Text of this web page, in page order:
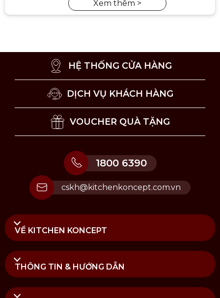
HỆ THỐNG CỬA HÀNG
DỊCH VỤ KHÁCH HÀNG
VOUCHER QUÀ TẶNG
1800 6390
cskh@kitchenkoncept.com.vn
VỀ KITCHEN KONCEPT
THÔNG TIN & HƯỚNG DẪN